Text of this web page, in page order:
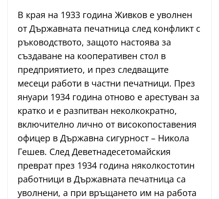
В края на 1933 година Живков е уволнен
от Държавната печатница след конфликт с
ръководството, защото настоява за
създаване на кооперативен стол в
предприятието, и през следващите
месеци работи в частни печатници. През
януари 1934 година отново е арестуван за
кратко и е разпитван неколкократно,
включително лично от високопоставения
офицер в Държавна сигурност – Никола
Гешев. След Деветнадесетомайския
преврат през 1934 година няколкостотин
работници в Държавната печатница са
уволнени, а при връщането им на работа